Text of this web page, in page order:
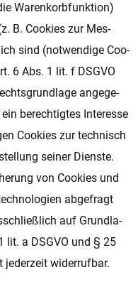
Wa­ren­korb­funk­ti­on)
B. Coo­kies zur Mes­
sind (not­wen­di­ge Coo­
6 Abs. 1 lit. f DSGVO
an­ge­ge­
be­rech­tig­tes In­ter­es­se
Coo­kies zur tech­nisch
sei­ner Diens­te.
von Coo­kies und
ab­ge­fragt
auf Grund­la­
lit. a DSGVO und § 25
je­der­zeit wi­der­ruf­bar.